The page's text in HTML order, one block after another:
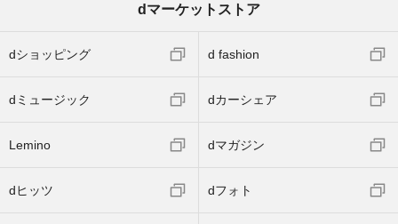
dマーケットストア
dショッピング d fashion
dミュージック dカーシェア
Lemino dマガジン
dヒッツ dフォト